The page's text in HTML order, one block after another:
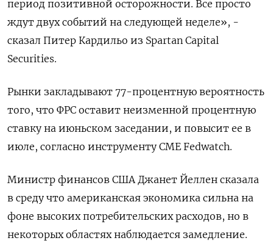
период позитивной осторожности. Все просто
ждут двух событий на следующей неделе», -
сказал Питер Кардильо из Spartan Capital
Securities.
Рынки закладывают 77-процентную вероятность
того, что ФРС оставит неизменной процентную
ставку на июньском заседании, и повысит ее в
июле, согласно инструменту CME Fedwatch.
Министр финансов США Джанет Йеллен сказала
в среду что американская экономика сильна на
фоне высоких потребительских расходов, но в
некоторых областях наблюдается замедление.